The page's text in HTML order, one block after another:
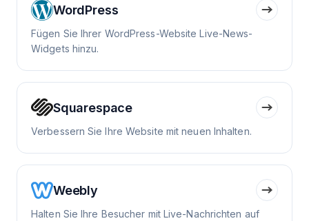
WordPress
Fügen Sie Ihrer WordPress-Website Live-News-
Widgets hinzu.
Squarespace
Verbessern Sie Ihre Website mit neuen Inhalten.
Weebly
Halten Sie Ihre Besucher mit Live-Nachrichten auf